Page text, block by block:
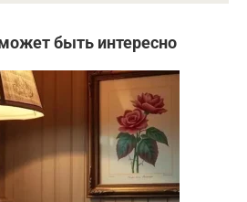
быть интересно